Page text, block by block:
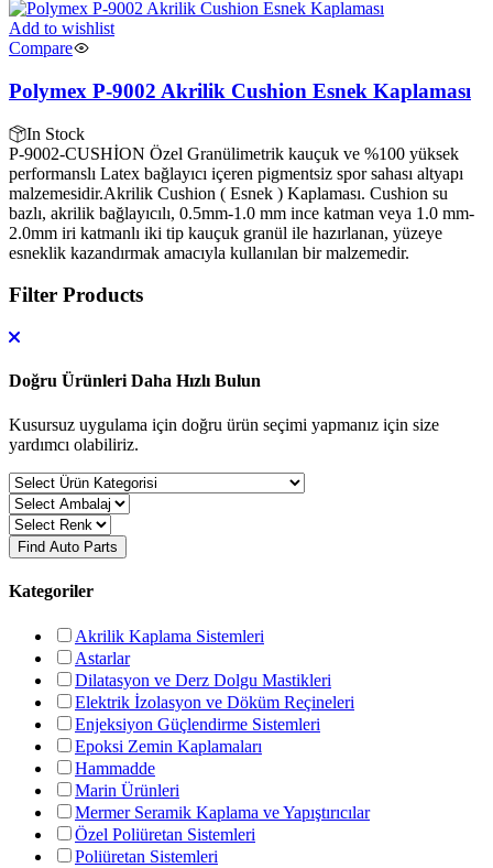
Add to wishlist
Compare
Polymex P-9002 Akrilik Cushion Esnek Kaplaması
In Stock
P-9002-CUSHİON Özel Granülimetrik kauçuk ve %100 yüksek
performanslı Latex bağlayıcı içeren pigmentsiz spor sahası altyapı
malzemesidir.Akrilik Cushion ( Esnek ) Kaplaması. Cushion su
bazlı, akrilik bağlayıcılı, 0.5mm-1.0 mm ince katman veya 1.0 mm-
2.0mm iri katmanlı iki tip kauçuk granül ile hazırlanan, yüzeye
esneklik kazandırmak amacıyla kullanılan bir malzemedir.
Filter Products
Doğru Ürünleri Daha Hızlı Bulun
Kusursuz uygulama için doğru ürün seçimi yapmanız için size
yardımcı olabiliriz.
Find Auto Parts
Kategoriler
Akrilik Kaplama Sistemleri
Astarlar
Dilatasyon ve Derz Dolgu Mastikleri
Elektrik İzolasyon ve Döküm Reçineleri
Enjeksiyon Güçlendirme Sistemleri
Epoksi Zemin Kaplamaları
Hammadde
Marin Ürünleri
Mermer Seramik Kaplama ve Yapıştırıcılar
Özel Poliüretan Sistemleri
Poliüretan Sistemleri